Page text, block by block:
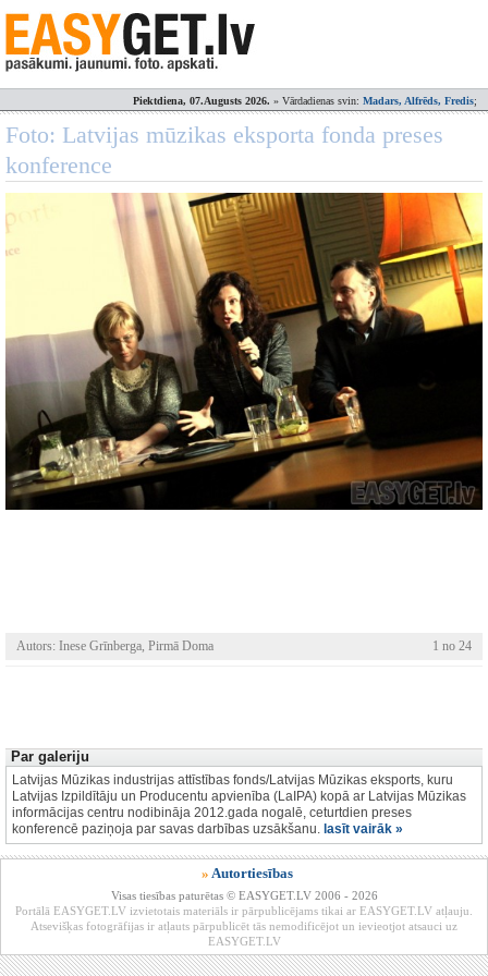
Piektdiena, 07.Augusts 2026. » Vārdadienas svin: Madars, Alfrēds, Fredis;
Foto: Latvijas mūzikas eksporta fonda preses
konference
Autors: Inese Grīnberga, Pirmā Doma 1 no 24
Par galeriju
Latvijas Mūzikas industrijas attīstības fonds/Latvijas Mūzikas eksports, kuru
Latvijas Izpildītāju un Producentu apvienība (LaIPA) kopā ar Latvijas Mūzikas
informācijas centru nodibināja 2012.gada nogalē, ceturtdien preses
konferencē paziņoja par savas darbības uzsākšanu. lasīt vairāk »
» Autortiesības
Visas tiesības paturētas © EASYGET.LV 2006 - 2026
Portālā EASYGET.LV izvietotais materiāls ir pārpublicējams tikai ar EASYGET.LV atļauju.
Atsevišķas fotogrāfijas ir atļauts pārpublicēt tās nemodificējot un ievieotjot atsauci uz
EASYGET.LV